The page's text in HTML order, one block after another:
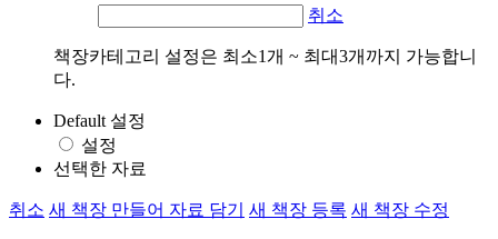
취소
책장카테고리 설정은 최소1개 ~ 최대3개까지 가능합니
다.
Default 설정
설정
선택한 자료
취소 새 책장 만들어 자료 담기 새 책장 등록 새 책장 수정